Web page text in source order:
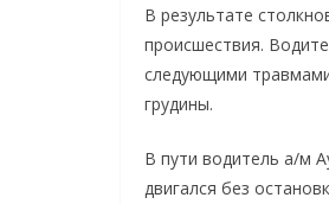
В результате
происшествия.
следующими
грудины.
В пути водитель а/м
двигался без